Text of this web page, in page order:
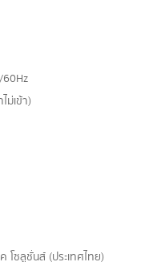
เข้า)
ซลูชั่นส์ (ประเทศไทย)